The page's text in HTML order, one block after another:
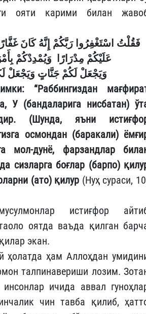
ояти карими билан
فَقُلْتُ اسْتَغْفِرُوا رَبَّكُمْ إِنَّهُ كَانَ غَفَّارًا
عَلَيْكُمْ مِدْرَارًا
وَيُمْدِدْكُمْ
وَيَجْعَلْ لَكُمْ جَنَّاتٍ وَيَجْعَلْ
“Раббингиздан
У (бандаларига нисбатан)
(Шунда, яъни
осмондан (баракали)
мол-дунё, фарзандлар
сизларга боғлар (барпо)
(ато) қилур (Нуҳ сураси,
истиғфор
оятда ваъда қилган
экан.
ҳолатда ҳам Аллоҳдан
талпинавериши лозим.
инсонлар ичида аввал
чин тавба қилиб,